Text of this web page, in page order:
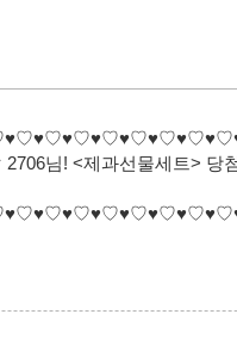
님! <제과선물세트> 당